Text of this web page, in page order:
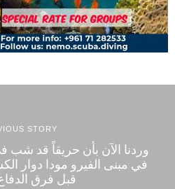
STORY
وردنا الآن بأن حريقاً قد
في مبنى الفيرو مودا دوار
قبل فرق